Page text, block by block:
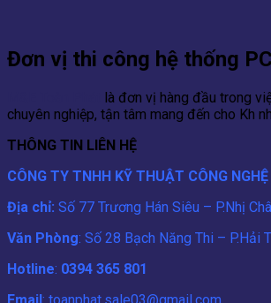
Đơn vị thi công hệ thống
là đơn vị hàng đầu trong
chuyên nghiệp, tận tâm mang đến cho Kh
THÔNG TIN LIÊN HỆ
CÔNG TY TNHH KỸ THUẬT CÔNG
Địa chỉ: Số 77 Trương Hán Siêu – P.Nhị
Văn Phòng: Số 28 Bạch Năng Thi – P.Hải
Hotline: 0394 365 801